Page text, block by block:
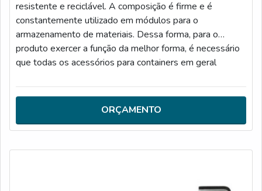
resistente e reciclável. A composição é firme e é
constantemente utilizado em módulos para o
armazenamento de materiais. Dessa forma, para o
produto exercer a função da melhor forma, é necessário
que todas os acessórios para containers em geral
Cabines acústicas; Rampas; Entre outros.Para adquirir um
produto de qualidade, é essencial contar com uma
empresa especializada no ramo, assim, o cliente
ORÇAMENTO